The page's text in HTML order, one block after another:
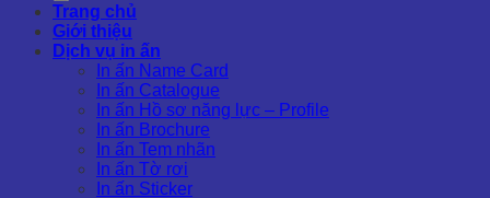
Trang chủ
Giới thiệu
Dịch vụ in ấn
In ấn Name Card
In ấn Catalogue
In ấn Hồ sơ năng lực – Profile
In ấn Brochure
In ấn Tem nhãn
In ấn Tờ rơi
In ấn Sticker